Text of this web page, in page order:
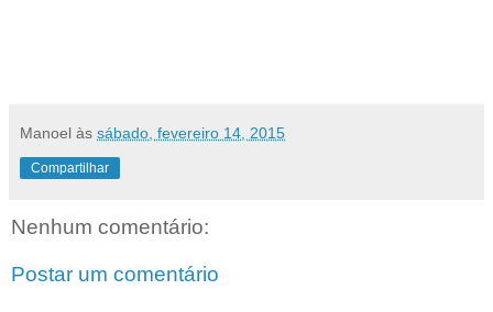
Manoel às sábado, fevereiro 14, 2015
Compartilhar
Nenhum comentário:
Postar um comentário